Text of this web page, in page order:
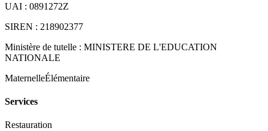
UAI : 0891272Z
SIREN : 218902377
Ministère de tutelle : MINISTERE DE L'EDUCATION
NATIONALE
MaternelleÉlémentaire
Services
Restauration